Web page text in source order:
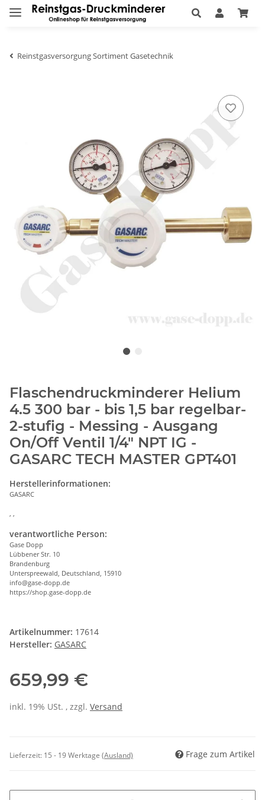
Reinstgasversorgung Sortiment Gasetechnik
Flaschendruckminderer Helium
4.5 300 bar - bis 1,5 bar regelbar-
2-stufig - Messing - Ausgang
On/Off Ventil 1/4" NPT IG -
GASARC TECH MASTER GPT401
Herstellerinformationen:
GASARC
verantwortliche Person:
Gase Dopp
Lübbener Str. 10
Brandenburg
Unterspreewald, Deutschland, 15910
info@gase-dopp.de
https://shop.gase-dopp.de
Artikelnummer: 17614
Hersteller: GASARC
659,99 €
inkl. 19% USt. , zzgl. Versand
Lieferzeit: 15 - 19 Werktage (Ausland) Frage zum Artikel